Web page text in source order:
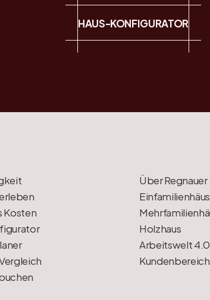
HAUS-KONFIGURATOR
Kosten
Über Regnauer
Holzhaus
Arbeitswelt 4.0
Kundenbereich